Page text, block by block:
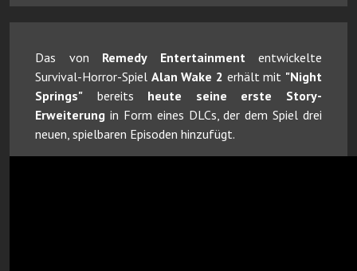
Das von Remedy Entertainment entwickelte
Survival-Horror-Spiel Alan Wake 2 erhält mit "Night
Springs" bereits heute seine erste Story-
Erweiterung in Form eines DLCs, der dem Spiel drei
neuen, spielbaren Episoden hinzufügt.